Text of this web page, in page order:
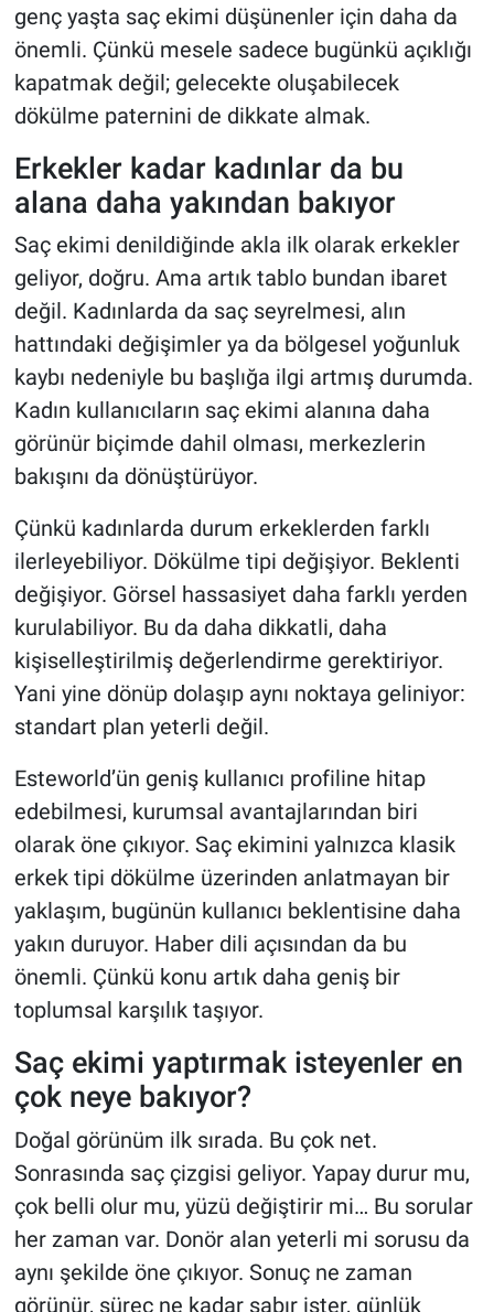
genç yaşta saç ekimi düşünenler için daha da
önemli. Çünkü mesele sadece bugünkü açıklığı
kapatmak değil; gelecekte oluşabilecek
dökülme paternini de dikkate almak.
Erkekler kadar kadınlar da bu
alana daha yakından bakıyor
Saç ekimi denildiğinde akla ilk olarak erkekler
geliyor, doğru. Ama artık tablo bundan ibaret
değil. Kadınlarda da saç seyrelmesi, alın
hattındaki değişimler ya da bölgesel yoğunluk
kaybı nedeniyle bu başlığa ilgi artmış durumda.
Kadın kullanıcıların saç ekimi alanına daha
görünür biçimde dahil olması, merkezlerin
bakışını da dönüştürüyor.
Çünkü kadınlarda durum erkeklerden farklı
ilerleyebiliyor. Dökülme tipi değişiyor. Beklenti
değişiyor. Görsel hassasiyet daha farklı yerden
kurulabiliyor. Bu da daha dikkatli, daha
kişiselleştirilmiş değerlendirme gerektiriyor.
Yani yine dönüp dolaşıp aynı noktaya geliniyor:
standart plan yeterli değil.
Esteworld’ün geniş kullanıcı profiline hitap
edebilmesi, kurumsal avantajlarından biri
olarak öne çıkıyor. Saç ekimini yalnızca klasik
erkek tipi dökülme üzerinden anlatmayan bir
yaklaşım, bugünün kullanıcı beklentisine daha
yakın duruyor. Haber dili açısından da bu
önemli. Çünkü konu artık daha geniş bir
toplumsal karşılık taşıyor.
Saç ekimi yaptırmak isteyenler en
çok neye bakıyor?
Doğal görünüm ilk sırada. Bu çok net.
Sonrasında saç çizgisi geliyor. Yapay durur mu,
çok belli olur mu, yüzü değiştirir mi… Bu sorular
her zaman var. Donör alan yeterli mi sorusu da
aynı şekilde öne çıkıyor. Sonuç ne zaman
görünür, süreç ne kadar sabır ister, günlük